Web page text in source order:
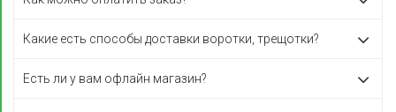
Какие есть способы доставки воротки, трещотки?
Есть ли у вам офлайн магазин?